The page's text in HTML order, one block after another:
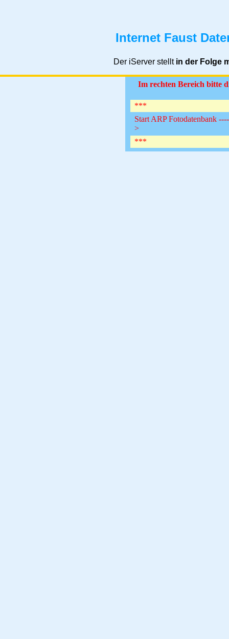
Internet Faust
Der iServer stellt in der Folge
Im rechten Bereich bitte
***
Start ARP Fotodatenbank
>
***